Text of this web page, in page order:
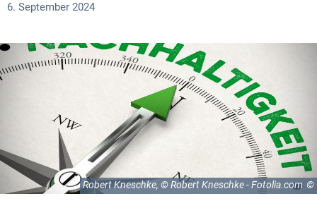
6. September 2024
Robert Kneschke, © Robert Kneschke - Fotolia.com